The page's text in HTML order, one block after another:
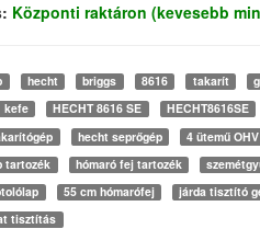
Központi raktáron (kevesebb
hecht briggs 8616 takarít
kefe HECHT 8616 SE HECHT8616SE
hecht seprőgép 4 ütemű
tartozék
hómaró fej tartozék
55 cm hómarófej járda tisztító
tisztítás